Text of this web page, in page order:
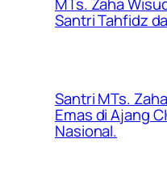
Santri Tahfidz
Santri MTs.
Emas di Ajang
Nasional.